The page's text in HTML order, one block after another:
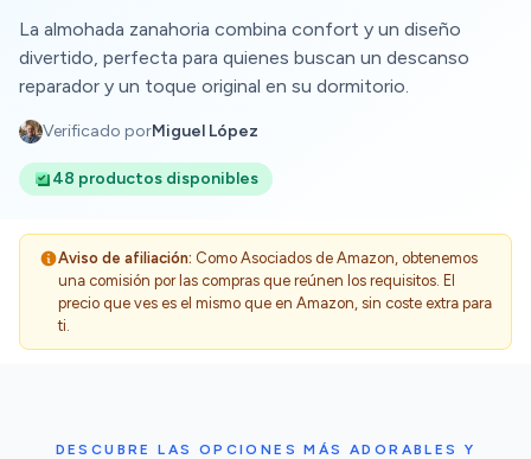
La almohada zanahoria combina confort y un diseño
divertido, perfecta para quienes buscan un descanso
reparador y un toque original en su dormitorio.
Verificado porMiguel López
48 productos disponibles
Aviso de afiliación: Como Asociados de Amazon, obtenemos
una comisión por las compras que reúnen los requisitos. El
precio que ves es el mismo que en Amazon, sin coste extra para
ti.
DESCUBRE LAS OPCIONES MÁS ADORABLES Y